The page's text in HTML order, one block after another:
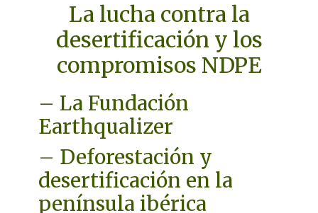
La lucha contra la
desertificación y los
compromisos NDPE
– La Fundación
Earthqualizer
– Deforestación y
desertificación en la
península ibérica